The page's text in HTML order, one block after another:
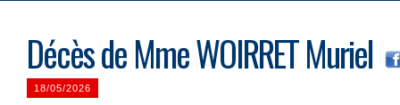
Décès de Mme WOIRRET Muriel
18/05/2026